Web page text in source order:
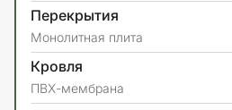
Перекрытия
Монолитная плита
Кровля
ПВХ-мембрана